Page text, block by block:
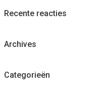
Recente reacties
Archives
Categorieën